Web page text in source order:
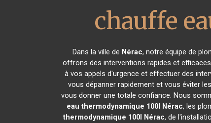
chauffe
Dans la ville de Nérac, notre équipe de
offrons des interventions rapides et
à vos appels d'urgence et effectuer des
vous dépanner rapidement et vous éviter
vous donner une totale confiance. Nous
eau thermodynamique 100l Nérac, les
thermodynamique 100l Nérac, de